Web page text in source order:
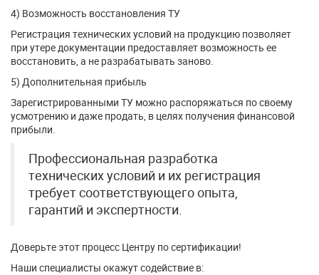
4) Возможность восстановления ТУ
Регистрация технических условий на продукцию позволяет
при утере документации предоставляет возможность ее
восстановить, а не разрабатывать заново.
5) Дополнительная прибыль
Зарегистрированными ТУ можно распоряжаться по своему
усмотрению и даже продать, в целях получения финансовой
прибыли.
Профессиональная разработка
технических условий и их регистрация
требует соответствующего опыта,
гарантий и экспертности.
Доверьте этот процесс Центру по сертификации!
Наши специалисты окажут содействие в: